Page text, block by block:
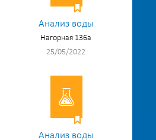
Анализ воды
Нагорная 136а
25/05/2022
Анализ воды